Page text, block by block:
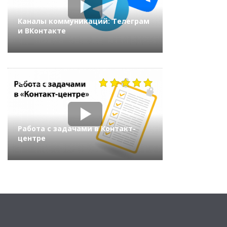
Каналы коммуникаций: Телеграм
и ВКонтакте
1255
Работа с задачами в Контакт-
центре